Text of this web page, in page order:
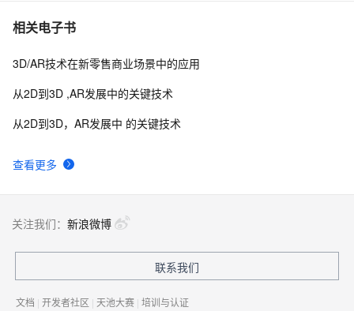
7 当教育碰上VR和AR，学生会沉迷于学习无法自拔吗？
8 MIT让艺术和技术擦出火花，画出一条AR壁画隧道
相关电子书
查看更多
3D/AR技术在新零售商业场景中的应用
从2D到3D ,AR发展中的关键技术
从2D到3D，AR发展中 的关键技术
关注我们： 新浪微博
联系我们
文档 | 开发者社区 | 天池大赛 | 培训与认证